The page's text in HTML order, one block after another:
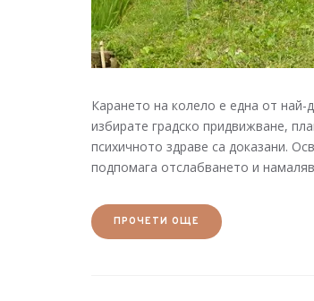
Карането на колело е една от
избирате градско придвижване,
психичното здраве са доказани.
подпомага отслабването и
ПРОЧЕТИ ОЩЕ